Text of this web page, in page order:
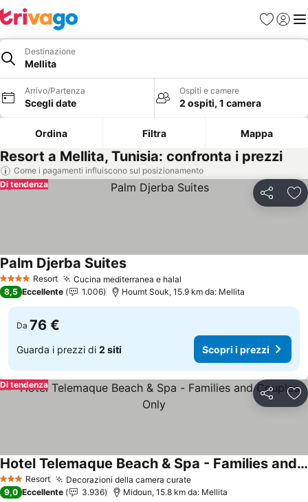
PreferitiAccedi
Destinazione
Mellita
Arrivo/Partenza
Scegli date
Ospiti e camere
2 ospiti, 1 camera
Ordina Filtra Mappa
Resort a Mellita, Tunisia: confronta i prezzi
Come i pagamenti influiscono sul posizionamento
Condividi
Di tendenza
4 Stelle Resort Cucina mediterranea e halal
Palm Djerba Suites
8,5 Eccellente 1.006 Houmt Souk, 15.9 km da: Mellita
Da 76 €
Guarda i prezzi di 2 siti Scopri i prezzi
Condividi
Di tendenza
3 StelleResort Decorazioni della camera curate
Hotel Telemaque Beach & Spa - Families and Couples Only
9,0 Eccellente 3.936 Midoun, 15.8 km da: Mellita